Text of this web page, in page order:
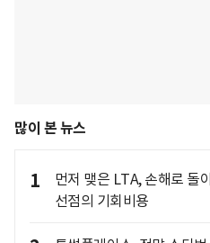
많이 본 뉴스
1
먼저 맺은 LTA, 손해로
선점의 기회비용